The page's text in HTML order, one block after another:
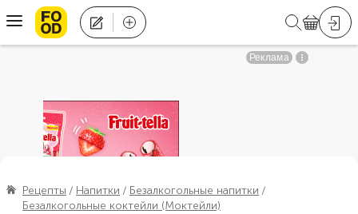
Рецепты Напитки
Безалкогольные напитки
Безалкогольные коктейли (Моктейли)